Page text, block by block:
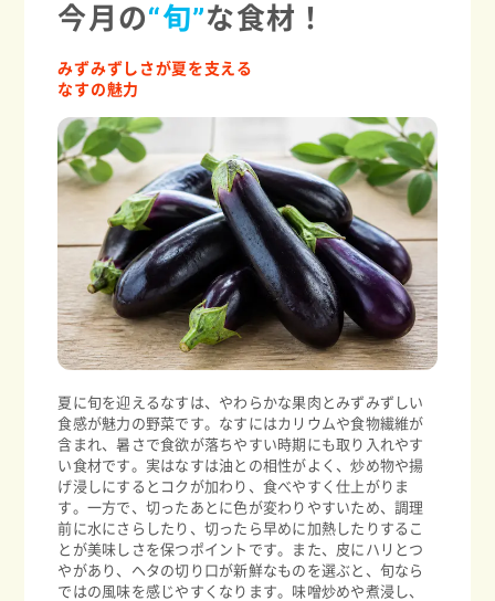
今月の“旬”な食材！
みずみずしさが夏を支える
なすの魅力
夏に旬を迎えるなすは、やわらかな果肉とみずみずしい
食感が魅力の野菜です。なすにはカリウムや食物繊維が
含まれ、暑さで食欲が落ちやすい時期にも取り入れやす
い食材です。実はなすは油との相性がよく、炒め物や揚
げ浸しにするとコクが加わり、食べやすく仕上がりま
す。一方で、切ったあとに色が変わりやすいため、調理
前に水にさらしたり、切ったら早めに加熱したりするこ
とが美味しさを保つポイントです。また、皮にハリとつ
やがあり、ヘタの切り口が新鮮なものを選ぶと、旬なら
ではの風味を感じやすくなります。味噌炒めや煮浸し、